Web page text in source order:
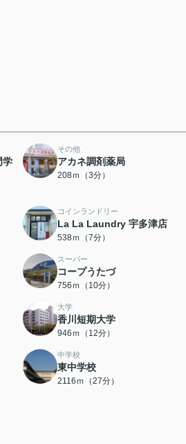
学
その他
アカネ調剤薬局
208ｍ（3分）
コインランドリー
La La Laundry 宇多津店
538ｍ（7分）
スーパー
コープうたづ
756ｍ（10分）
大学
香川短期大学
946ｍ（12分）
中学校
東中学校
2116ｍ（27分）